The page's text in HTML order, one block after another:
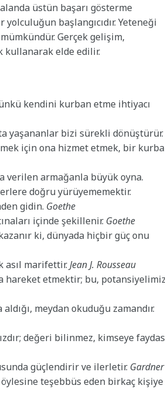
üstün başarı gösterme
başlangıcıdır. Yeteneği
Gerçek gelişim,
kullanarak elde edilir.
kendini kurban etme ihtiyacı
yaşananlar bizi sürekli dönüştürür.
için ona hizmet etmek, bir
verilen armağanla büyük oyna.
doğru yürüyememektir.
gidin. Goethe
içinde şekillenir. Goethe
ki, dünyada hiçbir güç onu
asıl marifettir.Jean J. Rousseau
hareket etmektir; bu,
meydan okuduğu zamandır.
değeri bilinmez, kimseye
güçlendirir ve ilerletir. Gardner
teşebbüs eden birkaç kişiye